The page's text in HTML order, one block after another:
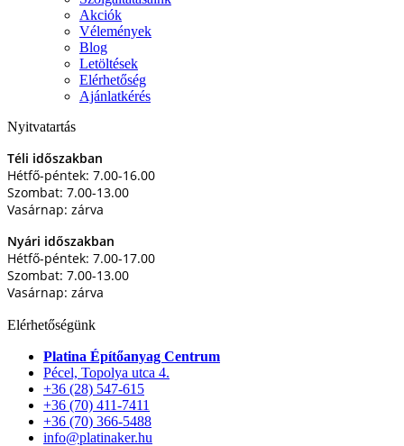
Akciók
Vélemények
Blog
Letöltések
Elérhetőség
Ajánlatkérés
Nyitvatartás
Téli időszakban
Hétfő-péntek: 7.00-16.00
Szombat: 7.00-13.00
Vasárnap: zárva
Nyári időszakban
Hétfő-péntek: 7.00-17.00
Szombat: 7.00-13.00
Vasárnap: zárva
Elérhetőségünk
Platina Építőanyag Centrum
Pécel, Topolya utca 4.
+36 (28) 547-615
+36 (70) 411-7411
+36 (70) 366-5488
info@platinaker.hu